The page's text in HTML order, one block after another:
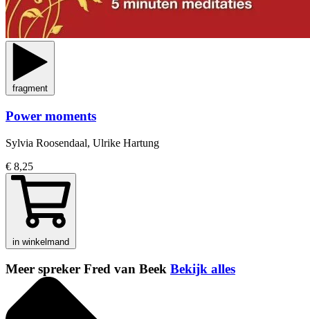
fragment
Power moments
Sylvia Roosendaal, Ulrike Hartung
€ 8,25
in winkelmand
Meer spreker Fred van Beek Bekijk alles